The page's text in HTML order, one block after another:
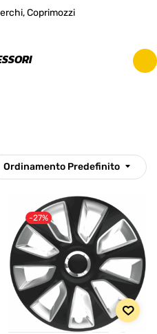
Coprimozzi
Ordinamento Predefinito
-27%